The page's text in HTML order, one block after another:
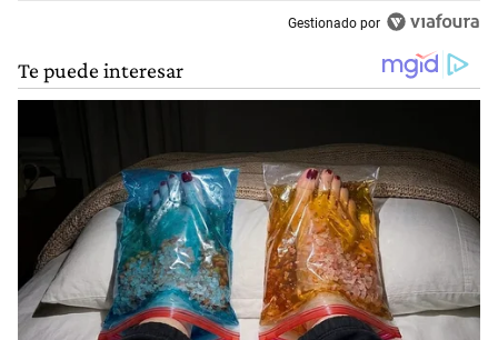
Gestionado por